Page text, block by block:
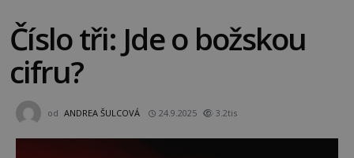
Číslo tři: Jde o božskou
cifru?
od ANDREA ŠULCOVÁ 24.9.2025 3.2tis